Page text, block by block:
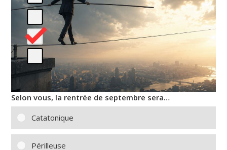
Selon vous, la rentrée de septembre sera…
Catatonique
Périlleuse